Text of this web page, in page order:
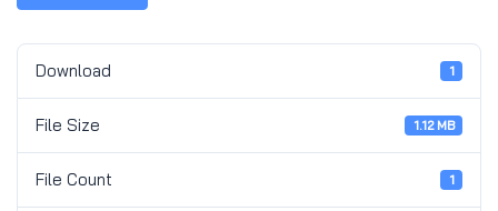
Download 1
File Size 1.12 MB
File Count 1